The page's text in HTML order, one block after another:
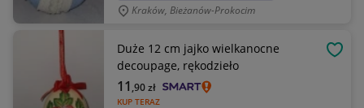
Kraków, Bieżanów-Prokocim
Duże 12 cm jajko wielkanocne
decoupage, rękodzieło
KUP TERAZ
11 ,90zł